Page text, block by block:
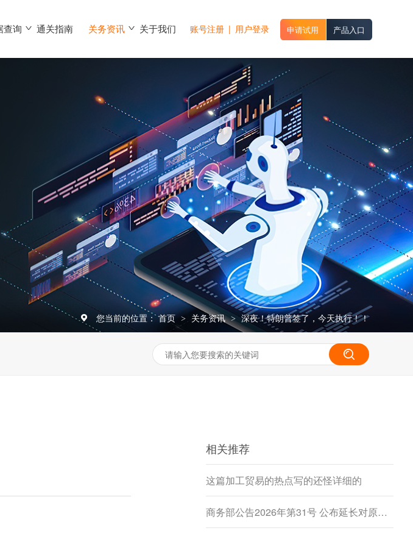
查询 通关指南 关务资讯 关于我们 账号注册 | 用户登录 申请试用 产品入口
您当前的位置： 首页 > 关务资讯 > 深夜！特朗普签了，今天执行！！
相关推荐
这篇加工贸易的热点写的还怪详细的
商务部公告2026年第31号 公布延长对原产于加拿大的进口豌豆淀粉反倾销调查期限决定